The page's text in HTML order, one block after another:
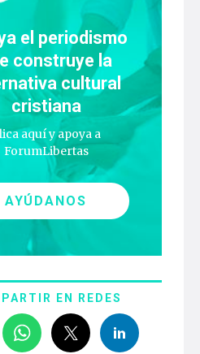
el periodismo
construye la
cultural
cristiana
aquí y apoya a
ForumLibertas
AYÚDANOS
EN REDES